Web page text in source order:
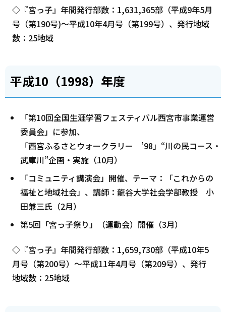
◇『宮っ子』年間発行部数：1,631,365部（平成9年5月
号（第190号)～平成10年4月号（第199号）、発行地域
数：25地域
平成10（1998）年度
「第10回全国生涯学習フェスティバル西宮市事業運営
委員会」に参加、
「西宮ふるさとウォークラリー ’98」“川の民コース・
武庫川”企画・実施（10月）
「コミュニティ講演会」開催、テーマ：「これからの
福祉と地域社会」、講師：龍谷大学社会学部教授 小
田兼三氏（2月）
第5回「宮っ子祭り」（運動会）開催（3月）
◇『宮っ子』年間発行部数：1,659,730部（平成10年5
月号（第200号）～平成11年4月号（第209号）、発行
地域数：25地域